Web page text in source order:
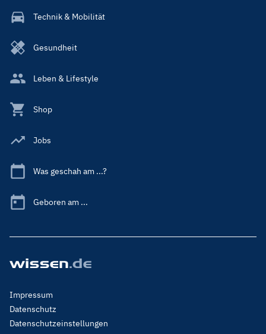
Technik & Mobilität
Gesundheit
Leben & Lifestyle
Shop
Jobs
Was geschah am ...?
Geboren am ...
Footer
Menu
Legal
Impressum
Datenschutz
Datenschutzeinstellungen